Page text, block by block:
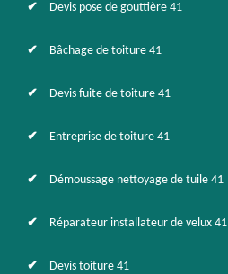
Devis pose de gouttière 41
Bâchage de toiture 41
Devis fuite de toiture 41
Entreprise de toiture 41
Démoussage nettoyage de tuile 41
Réparateur installateur de velux 41
Devis toiture 41